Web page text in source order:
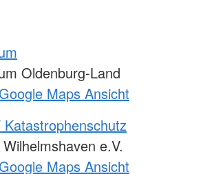
Oldenburg-Land
Maps Ansicht
e.V.
Maps Ansicht